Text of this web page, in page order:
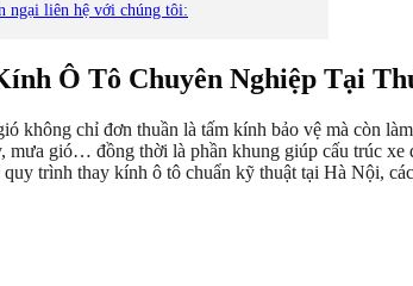
ngại liên hệ với chúng tôi:
Ô Tô Chuyên Nghiệp Tại
chỉ đơn thuần là tấm kính bảo vệ mà còn
mưa gió… đồng thời là phần khung giúp cấu trúc
trình thay kính ô tô chuẩn kỹ thuật tại Hà Nội,